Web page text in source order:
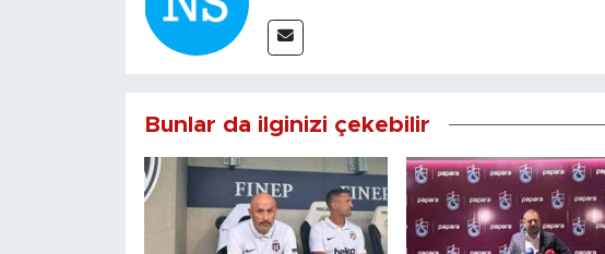
Bunlar da ilginizi çekebilir